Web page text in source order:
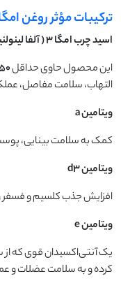
ترکیبات مؤثر روغن
اسید چرب امگا۳ ( آلفا
این محصول حاوی حداقل
التهاب، سلامت مفاصل،
ویتامینa
کمک به سلامت بینایی،
ویتامینd3
افزایش جذب کلسیم و
ویتامینe
یک آنتی‌اکسیدان قوی که
کرده و به سلامت عضلات و